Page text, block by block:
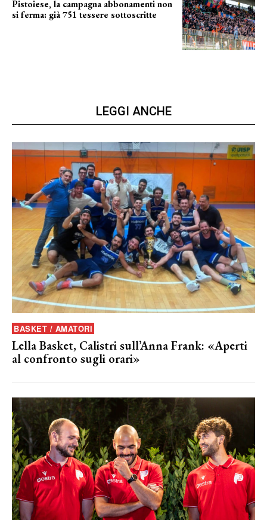
Pistoiese, la campagna abbonamenti non
si ferma: già 751 tessere sottoscritte
LEGGI ANCHE
BASKET / AMATORI
Lella Basket, Calistri sull’Anna Frank: «Aperti
al confronto sugli orari»